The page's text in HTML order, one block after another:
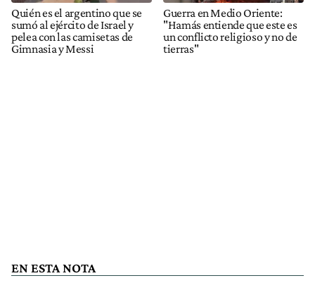
Quién es el argentino que se
sumó al ejército de Israel y
pelea con las camisetas de
Gimnasia y Messi
Guerra en Medio Oriente:
"Hamás entiende que este es
un conflicto religioso y no de
tierras"
EN ESTA NOTA